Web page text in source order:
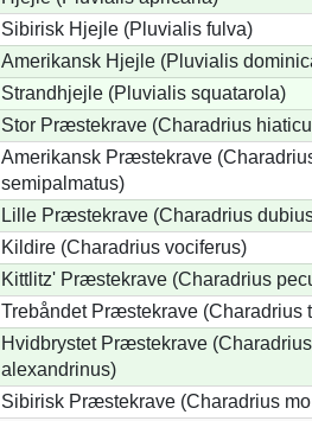
Sibirisk Hjejle (Pluvialis fulva)
Amerikansk Hjejle (Pluvialis
Strandhjejle (Pluvialis squatarola)
Stor Præstekrave (Charadrius
Amerikansk Præstekrave
semipalmatus)
Lille Præstekrave (Charadrius
Kildire (Charadrius vociferus)
Kittlitz' Præstekrave (Charadrius
Trebåndet Præstekrave (Charadrius
Hvidbrystet Præstekrave (Charadrius
alexandrinus)
Sibirisk Præstekrave (Charadrius